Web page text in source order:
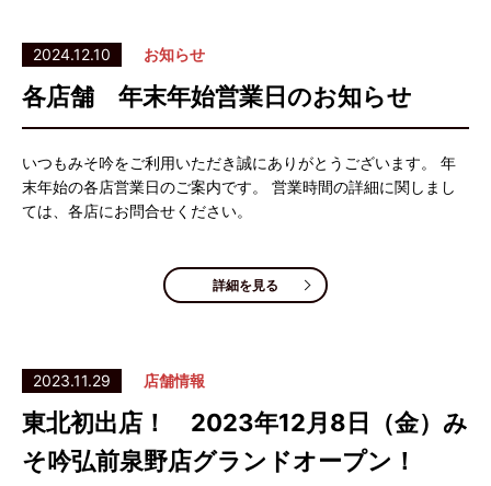
2024.12.10 お知らせ
各店舗 年末年始営業日のお知らせ
いつもみそ吟をご利用いただき誠にありがとうございます。 年
末年始の各店営業日のご案内です。 営業時間の詳細に関しまし
ては、各店にお問合せください。
詳細を見る
2023.11.29 店舗情報
東北初出店！ 2023年12月8日（金）み
そ吟弘前泉野店グランドオープン！